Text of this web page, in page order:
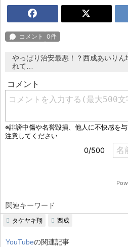
やっぱり治安最悪！？西成あいりん
れて…
関連キーワード
タケヤキ翔 西成
YouTubeの関連記事